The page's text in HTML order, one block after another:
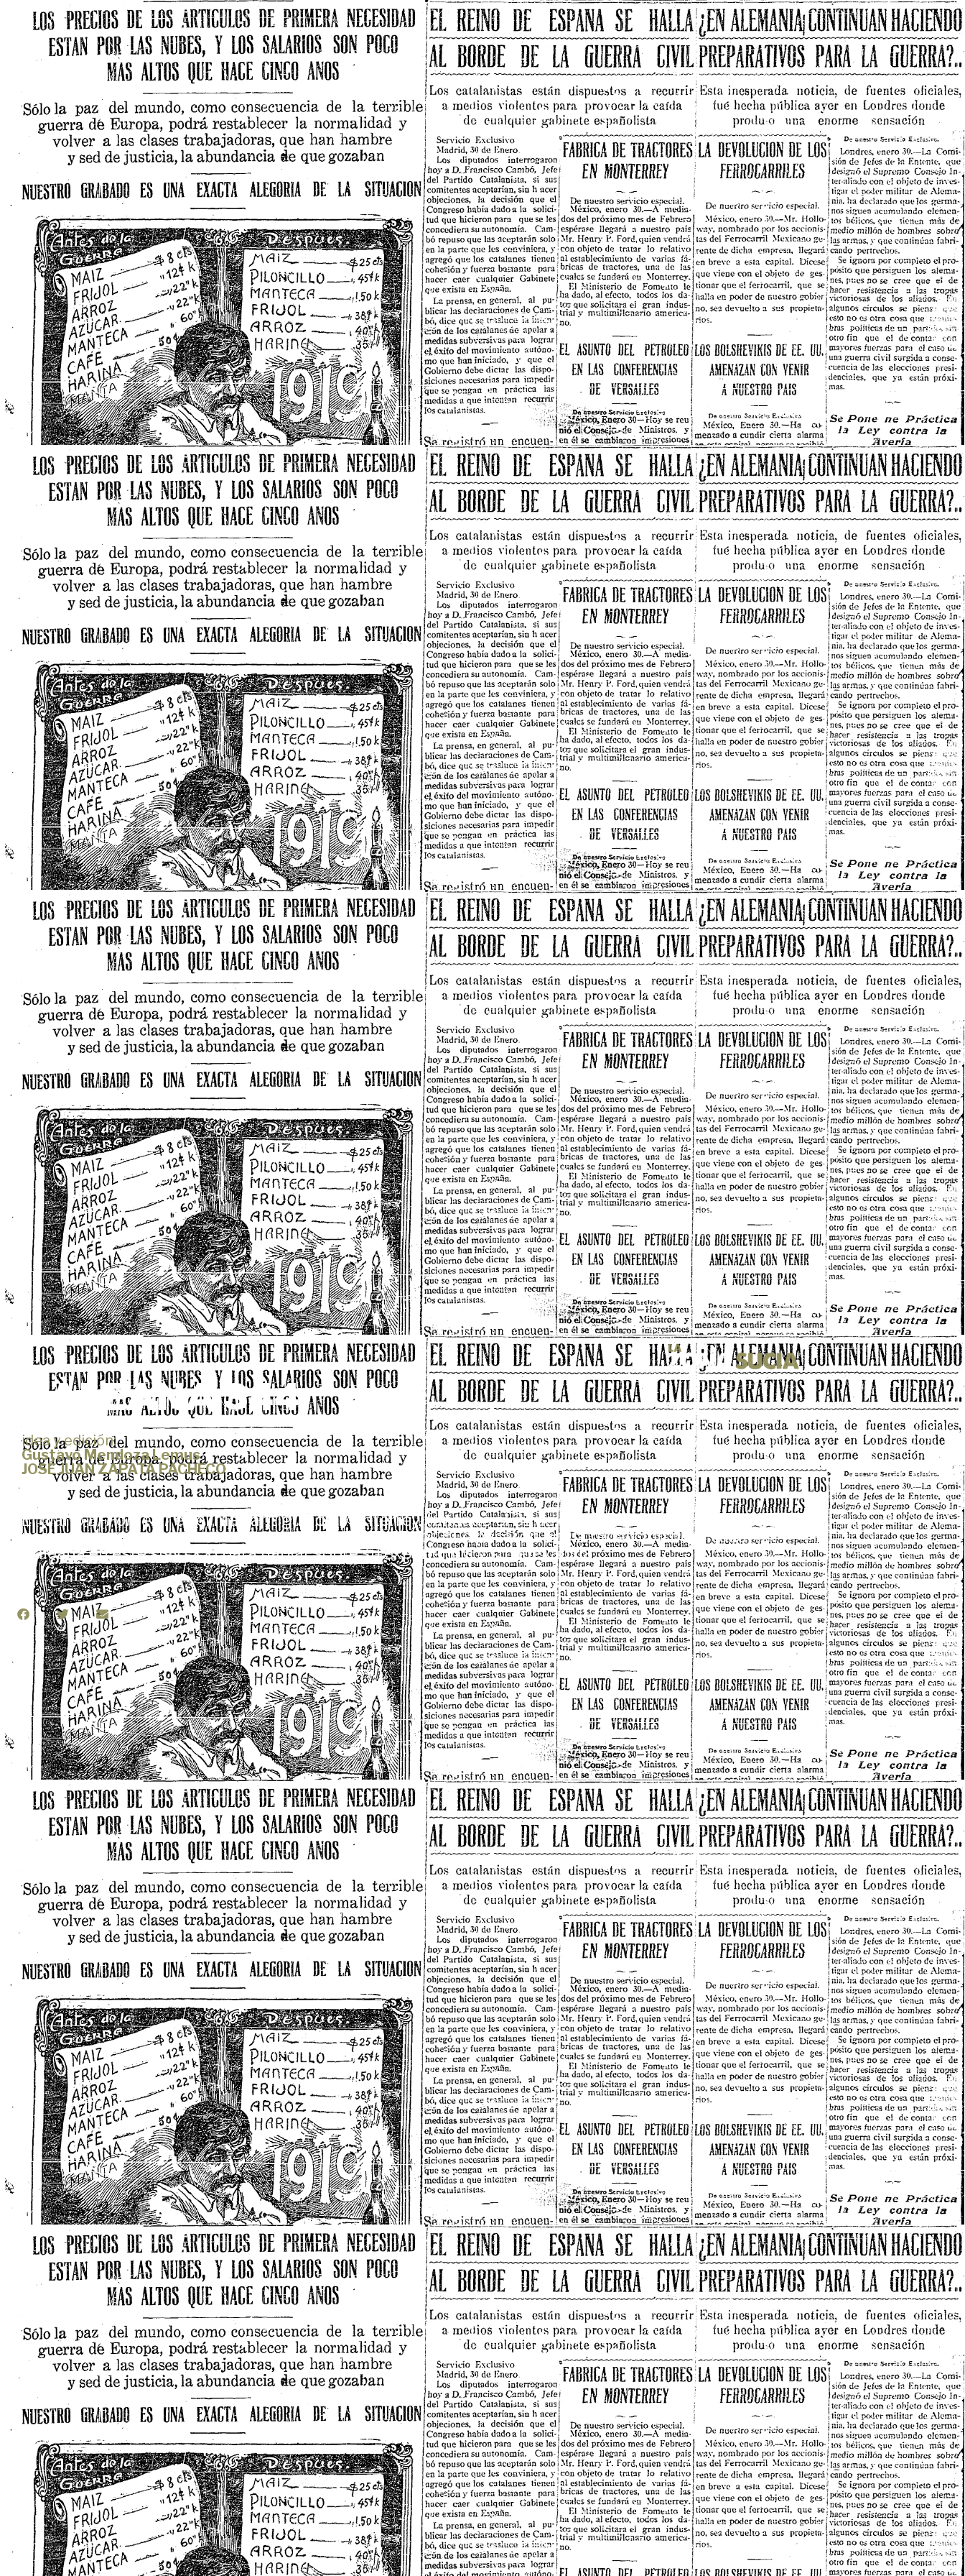
GALEANA 344
idea y edición:
Gustavo Mendoza Lemus
JOSÉ JUAN ZAPATA PACHECO
El diarioEl Porvenires el más antiguo de Monterrey, fundado el 31 de enero de 1919. A cien años de su
nacimiento, en este dossier convocamos a reporteros que pasaron por la redacción de la calle
Galeana en este siglo XXI para hablar sobre su experiencia y su relevancia.